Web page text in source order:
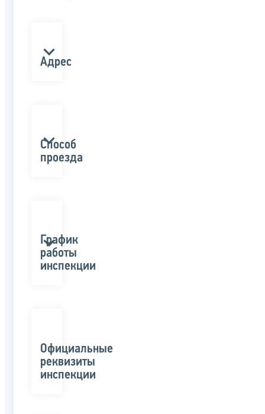
Адрес
Способ
проезда
График
работы
инспекции
Официальные
реквизиты
инспекции